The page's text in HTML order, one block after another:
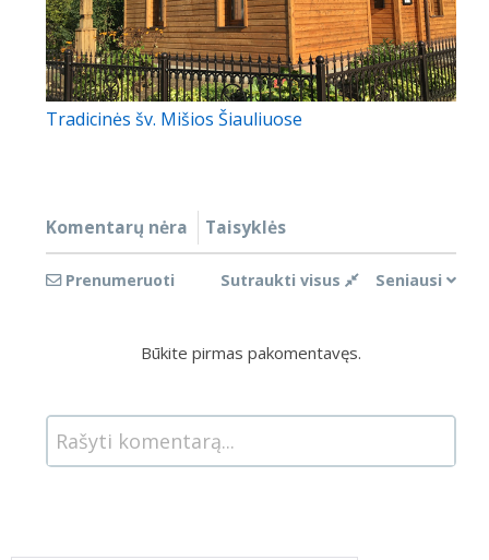
Tradicinės šv. Mišios Šiauliuose
Komentarų nėra Taisyklės
Prenumeruoti Seniausi
Sutraukti visus
Būkite pirmas pakomentavęs.
Rašyti komentarą...